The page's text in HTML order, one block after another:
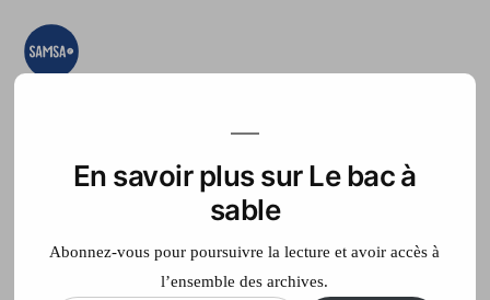
Aller
teste, on expérimente
Accueil France Télé
En savoir plus sur Le bac à
sable
Abonnez-vous pour poursuivre la lecture et avoir accès à
l’ensemble des archives.